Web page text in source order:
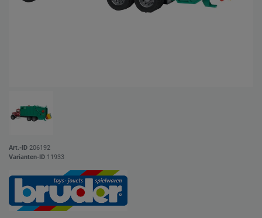
Art.-ID 206192
Varianten-ID 11933